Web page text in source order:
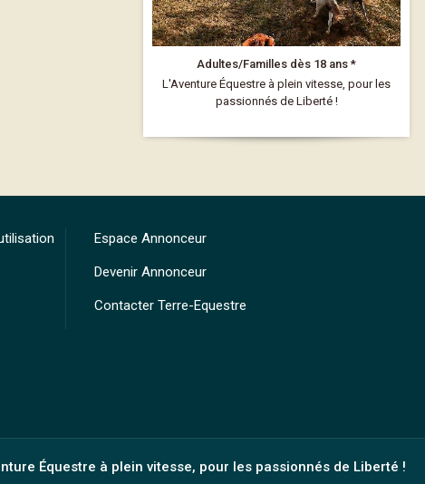
Adultes/Familles dès 18 ans *
L'Aventure Équestre à plein vitesse, pour les
passionnés de Liberté !
Espace Annonceur
Devenir Annonceur
Contacter Terre-Equestre
Équestre à plein vitesse, pour les passionnés de Liberté !